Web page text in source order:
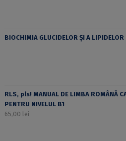
BIOCHIMIA GLUCIDELOR ȘI A LIPIDELOR
RLS, pls! MANUAL DE LIMBA ROMÂNĂ
PENTRU NIVELUL B1
65,00 lei